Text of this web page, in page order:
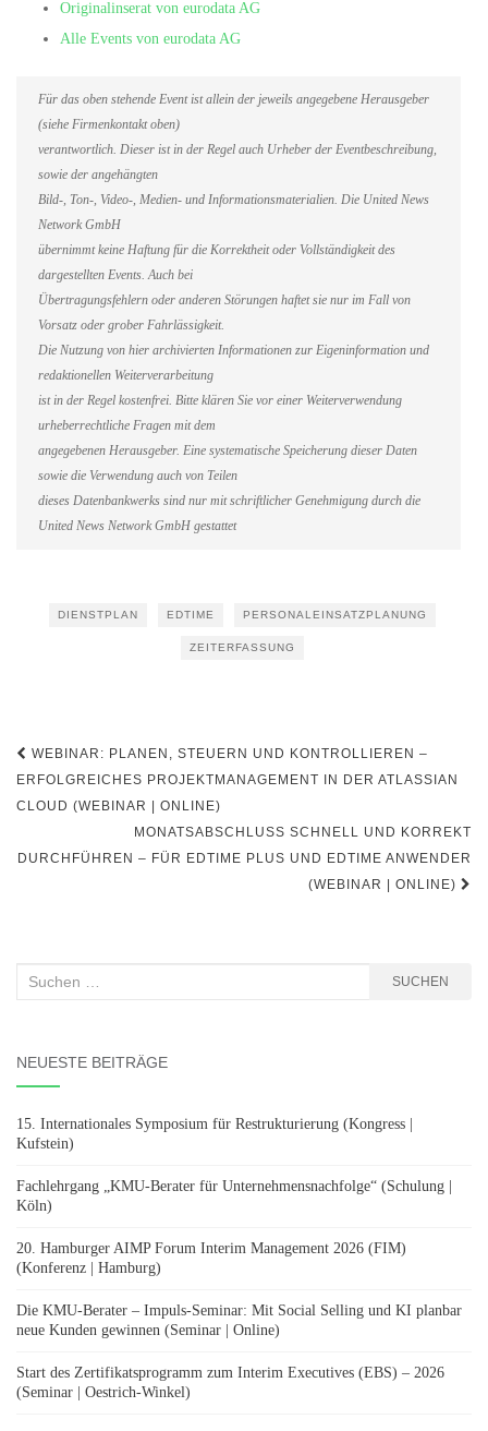
Originalinserat von eurodata AG
Alle Events von eurodata AG
Für das oben stehende Event ist allein der jeweils angegebene Herausgeber
(siehe Firmenkontakt oben)
verantwortlich. Dieser ist in der Regel auch Urheber der Eventbeschreibung,
sowie der angehängten
Bild-, Ton-, Video-, Medien- und Informationsmaterialien. Die United News
Network GmbH
übernimmt keine Haftung für die Korrektheit oder Vollständigkeit des
dargestellten Events. Auch bei
Übertragungsfehlern oder anderen Störungen haftet sie nur im Fall von
Vorsatz oder grober Fahrlässigkeit.
Die Nutzung von hier archivierten Informationen zur Eigeninformation und
redaktionellen Weiterverarbeitung
ist in der Regel kostenfrei. Bitte klären Sie vor einer Weiterverwendung
urheberrechtliche Fragen mit dem
angegebenen Herausgeber. Eine systematische Speicherung dieser Daten
sowie die Verwendung auch von Teilen
dieses Datenbankwerks sind nur mit schriftlicher Genehmigung durch die
United News Network GmbH gestattet
DIENSTPLAN EDTIME PERSONALEINSATZPLANUNG
ZEITERFASSUNG
Beitragsnavigation
WEBINAR: PLANEN, STEUERN UND KONTROLLIEREN –
ERFOLGREICHES PROJEKTMANAGEMENT IN DER ATLASSIAN
CLOUD (WEBINAR | ONLINE)
MONATSABSCHLUSS SCHNELL UND KORREKT
DURCHFÜHREN – FÜR EDTIME PLUS UND EDTIME ANWENDER
(WEBINAR | ONLINE)
Suchen
SUCHEN
NEUESTE BEITRÄGE
15. Internationales Symposium für Restrukturierung (Kongress |
Kufstein)
Fachlehrgang „KMU-Berater für Unternehmensnachfolge“ (Schulung |
Köln)
20. Hamburger AIMP Forum Interim Management 2026 (FIM)
(Konferenz | Hamburg)
Die KMU-Berater – Impuls-Seminar: Mit Social Selling und KI planbar
neue Kunden gewinnen (Seminar | Online)
Start des Zertifikatsprogramm zum Interim Executives (EBS) – 2026
(Seminar | Oestrich-Winkel)